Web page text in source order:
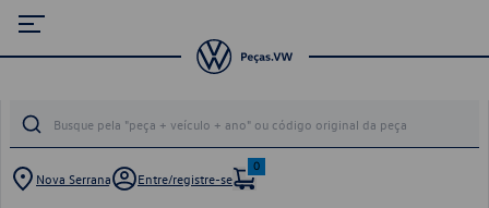
Nova Serrana Entre/registre-se
0